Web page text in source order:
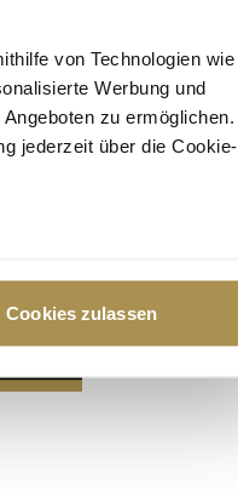
von Technologien wie
Werbung und
zu ermöglichen.
jederzeit über die Cookie-
Präferenzen im
anbieten zu können
diese Informationen
Cookies zulassen